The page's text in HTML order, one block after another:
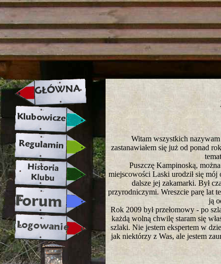
strona w naprawie zapraszamy
Witam wszystkich nazywam
zastanawiałem się już od ponad
Puszczę Kampinoską,
miejscowości Laski urodził się mój
dalsze jej zakamarki. Był
przyrodniczymi. Wreszcie parę lat
ją
Rok 2009 był przełomowy - po
każdą wolną chwilę staram się
szlaki. Nie jestem ekspertem w
jak niektórzy z Was, ale jestem